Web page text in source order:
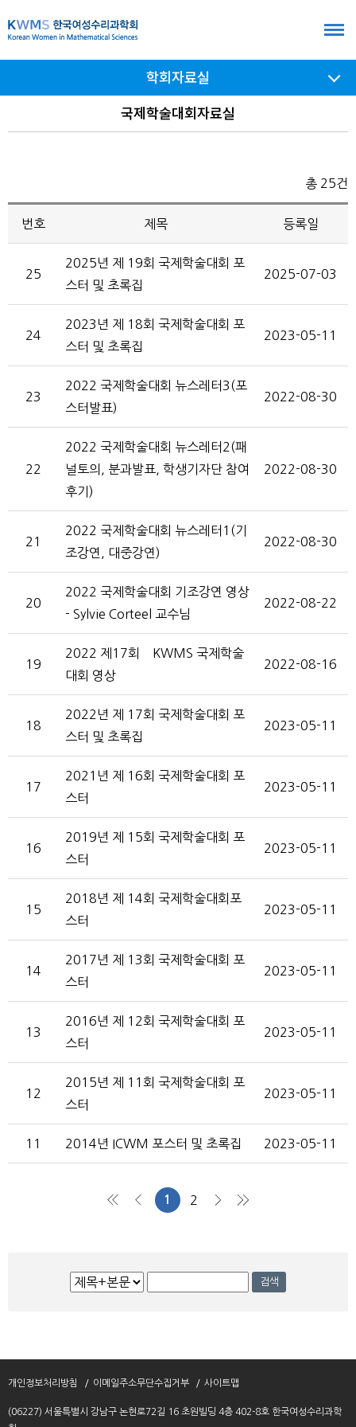
문
가
여닫기
학회자료실
국제학술대회자료실
총 25건
번호 제목 등록일
25
2025년 제 19회 국제학술대회 포
스터 및 초록집
2025-07-03
24
2023년 제 18회 국제학술대회 포
스터 및 초록집
2023-05-11
23
2022 국제학술대회 뉴스레터3(포
스터발표)
2022-08-30
22
2022 국제학술대회 뉴스레터2(패
널토의, 분과발표, 학생기자단 참여
후기)
2022-08-30
21
2022 국제학술대회 뉴스레터1(기
조강연, 대중강연)
2022-08-30
20
2022 국제학술대회 기조강연 영상
- Sylvie Corteel 교수님
2022-08-22
19
2022 제17회 KWMS 국제학술
대회 영상
2022-08-16
18
2022년 제 17회 국제학술대회 포
스터 및 초록집
2023-05-11
17
2021년 제 16회 국제학술대회 포
스터
2023-05-11
16
2019년 제 15회 국제학술대회 포
스터
2023-05-11
15
2018년 제 14회 국제학술대회포
스터
2023-05-11
14
2017년 제 13회 국제학술대회 포
스터
2023-05-11
13
2016년 제 12회 국제학술대회 포
스터
2023-05-11
12
2015년 제 11회 국제학술대회 포
스터
2023-05-11
11 2014년 ICWM 포스터 및 초록집 2023-05-11
1 2
검색
개인정보처리방침 이메일주소무단수집거부 사이트맵
(06227) 서울특별시 강남구 논현로72길 16 초원빌딩 4층 402-8호 한국여성수리과학